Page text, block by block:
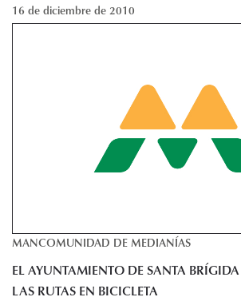
16 de diciembre de 2010
MANCOMUNIDAD DE MEDIANÍAS
EL AYUNTAMIENTO DE SANTA
LAS RUTAS EN BICICLETA